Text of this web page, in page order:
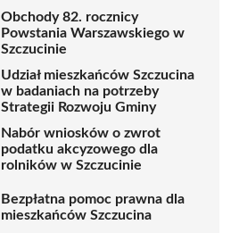
Obchody 82. rocznicy
Powstania Warszawskiego w
Szczucinie
Udział mieszkańców Szczucina
w badaniach na potrzeby
Strategii Rozwoju Gminy
Nabór wniosków o zwrot
podatku akcyzowego dla
rolników w Szczucinie
Bezpłatna pomoc prawna dla
mieszkańców Szczucina